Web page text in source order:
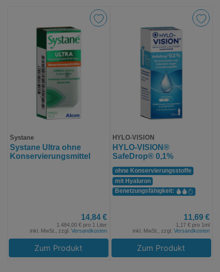
Systane
Systane Ultra ohne
Konservierungsmittel
14,84 €
1.484,00 € pro 1 Liter
inkl. MwSt., zzgl. Versandkosten
Zum Produkt
HYLO-VISION
HYLO-VISION®
SafeDrop® 0,1%
ohne Konservierungs­stoffe
mit Hyaluron
Benetzungs­fähigkeit:
11,69 €
1,17 € pro 1ml
inkl. MwSt., zzgl. Versandkosten
Zum Produkt